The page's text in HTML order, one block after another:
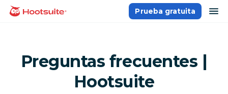
Saltar
Página principal
Prueba gratuita
Preguntas frecuentes |
Hootsuite